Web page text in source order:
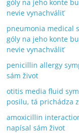
góly na jeho konte
nevie vynachváliť
pneumonia medical
góly na jeho konte
nevie vynachváliť
penicillin allergy
sám život
otitis media fluid
posilu, tá prichádza
amoxicillin
napísal sám život